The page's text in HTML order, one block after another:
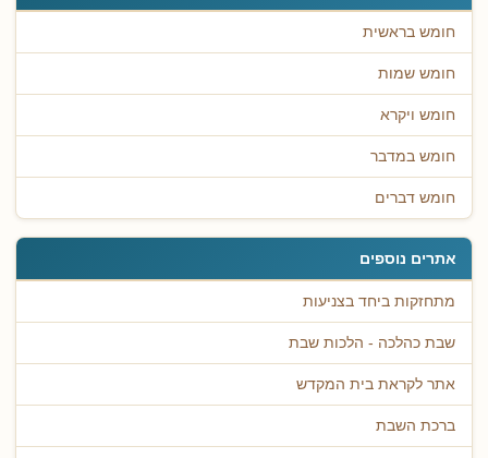
חומש בראשית
חומש שמות
חומש ויקרא
חומש במדבר
חומש דברים
אתרים נוספים
מתחזקות ביחד בצניעות
שבת כהלכה - הלכות שבת
אתר לקראת בית המקדש
ברכת השבת